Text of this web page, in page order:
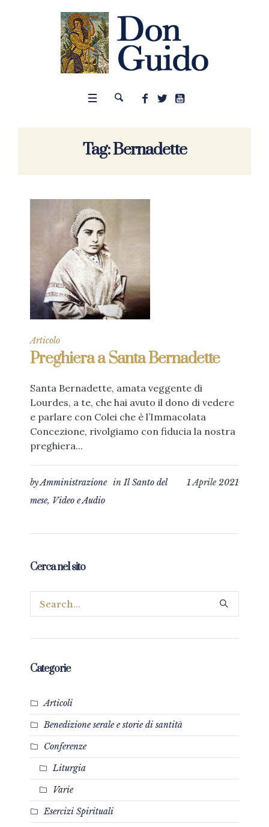
Tag:Bernadette
Articolo
Preghiera a Santa Bernadette
Santa Bernadette, amata veggente di
Lourdes, a te, che hai avuto il dono di vedere
e parlare con Colei che è l’Immacolata
Concezione, rivolgiamo con fiducia la nostra
preghiera...
1 Aprile 2021
byAmministrazione inIl Santo del
mese, Video e Audio
Cerca nel sito
Categorie
Articoli
Benedizione serale e storie di santità
Conferenze
Liturgia
Varie
Esercizi Spirituali